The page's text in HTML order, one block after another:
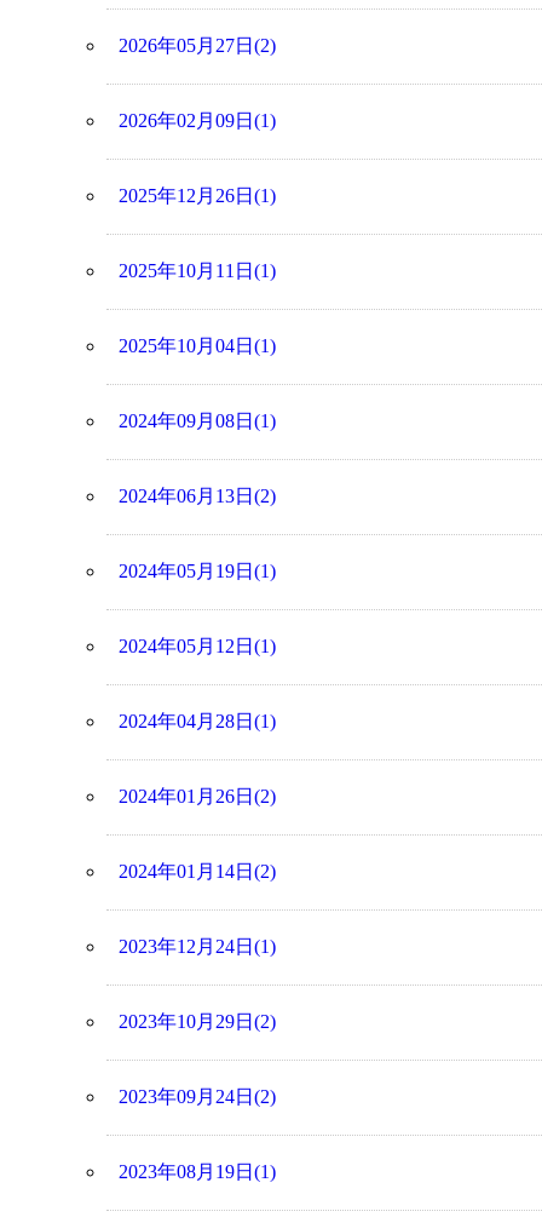
2026年05月27日(2)
2026年02月09日(1)
2025年12月26日(1)
2025年10月11日(1)
2025年10月04日(1)
2024年09月08日(1)
2024年06月13日(2)
2024年05月19日(1)
2024年05月12日(1)
2024年04月28日(1)
2024年01月26日(2)
2024年01月14日(2)
2023年12月24日(1)
2023年10月29日(2)
2023年09月24日(2)
2023年08月19日(1)